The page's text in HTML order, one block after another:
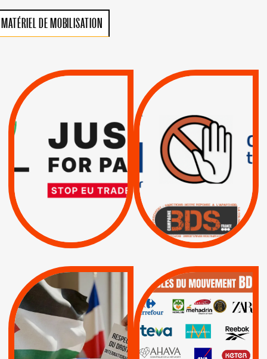
MATÉRIEL DE MOBILISATION
VIOLATIONS DES
SUSPENSION
TOTALE DE
L’ACCORD
D’ASSOCIATION UE-
ISRAËL
| Actus Pétitions
RESPECT DU DROIT
INTERNATIONAL ?
TRUMP, MACRON :
MÊME COMBAT
| Actus |
| Boycott militaire |
Lettres d'interpellation
MUNICIPALES 2026 :
JE VOTE POUR LE
RESPECT DU DROIT
INTERNATIONAL EN
PALESTINE
QUE BOYCOTTER ?
BOYCOTT /
AXA BNP | CAF |
Carrefour | HP |